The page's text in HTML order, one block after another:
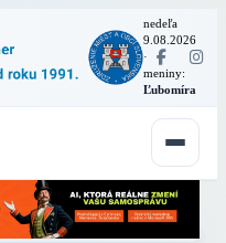
nedeľa
9.08.2026
·
meniny:
Ľubomíra